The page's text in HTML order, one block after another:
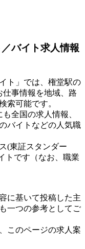
バイト求人情報
ト」では、権堂駅の
仕事情報を地域、路
索可能です。
全国の求人情報、
バイトなどの人気職
(東証スタンダー
トです（なお、職業
に基いて投稿した主
一つの参考としてご
このページの求人案